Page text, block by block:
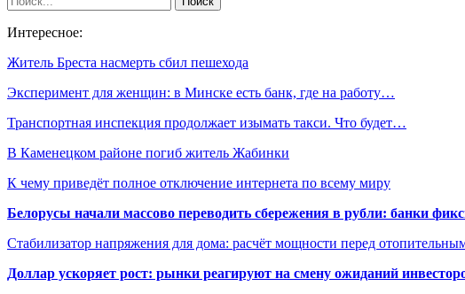
Интересное:
Житель Бреста насмерть сбил пешехода
Эксперимент для женщин: в Минске есть банк, где на работу…
Транспортная инспекция продолжает изымать такси. Что будет…
В Каменецком районе погиб житель Жабинки
К чему приведёт полное отключение интернета по всему миру
Белорусы начали массово переводить сбережения в рубли: банки
Стабилизатор напряжения для дома: расчёт мощности перед
Доллар ускоряет рост: рынки реагируют на смену ожиданий